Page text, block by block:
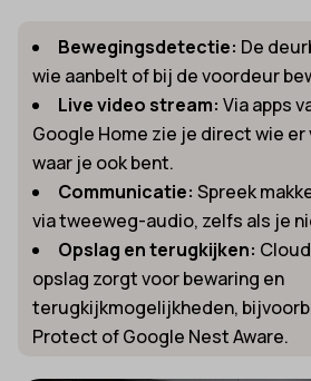
Bewegingsdetectie: De
wie aanbelt of bij de voordeur
Live video stream: Via apps
Google Home zie je direct wie
waar je ook bent.
Communicatie: Spreek
via tweeweg-audio, zelfs als je
Opslag en terugkijken:
opslag zorgt voor bewaring en
terugkijkmogelijkheden,
Protect of Google Nest Aware.